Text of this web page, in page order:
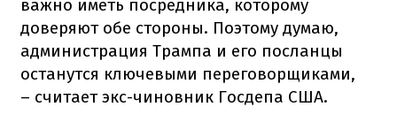
важно иметь посредника, которому
доверяют обе стороны. Поэтому думаю,
администрация Трампа и его посланцы
останутся ключевыми переговорщиками,
– считает экс-чиновник Госдепа США.